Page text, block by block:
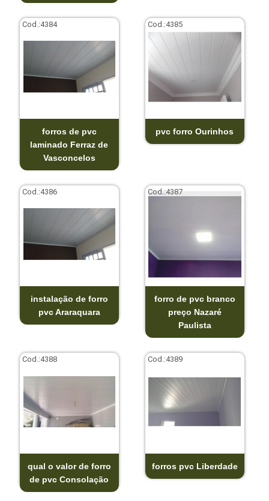
Cod.:4384
forros de pvc
laminado Ferraz de
Vasconcelos
Cod.:4385
pvc forro Ourinhos
Cod.:4386
instalação de forro
pvc Araraquara
Cod.:4387
forro de pvc branco
preço Nazaré
Paulista
Cod.:4388
qual o valor de forro
de pvc Consolação
Cod.:4389
forros pvc Liberdade